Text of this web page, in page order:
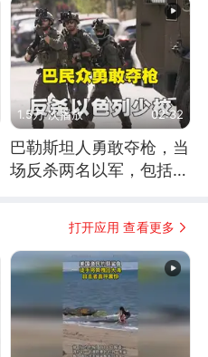
1.5万 次播放 02:32
巴勒斯坦人勇敢夺枪，当
场反杀两名以军，包括一
打开应用 查看更多